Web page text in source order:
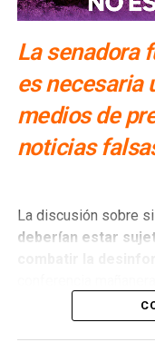
La senadora
es necesaria
medios de
noticias
La discusión sobre si
deberían estar
presidenta hizo un
periodismo actúen